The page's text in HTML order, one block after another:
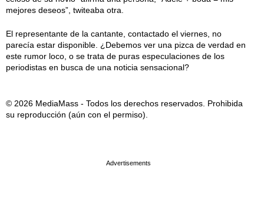
mejores deseos”, twiteaba otra.
El representante de la cantante, contactado el viernes, no
parecía estar disponible. ¿Debemos ver una pizca de verdad en
este rumor loco, o se trata de puras especulaciones de los
periodistas en busca de una noticia sensacional?
© 2026 MediaMass - Todos los derechos reservados. Prohibida
su reproducción (aún con el permiso).